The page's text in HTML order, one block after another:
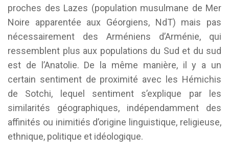
proches des Lazes (population musulmane de Mer
Noire apparentée aux Géorgiens, NdT) mais pas
nécessairement des Arméniens d’Arménie, qui
ressemblent plus aux populations du Sud et du sud
est de l’Anatolie. De la même manière, il y a un
certain sentiment de proximité avec les Hémichis
de Sotchi, lequel sentiment s’explique par les
similarités géographiques, indépendamment des
affinités ou inimitiés d’origine linguistique, religieuse,
ethnique, politique et idéologique.